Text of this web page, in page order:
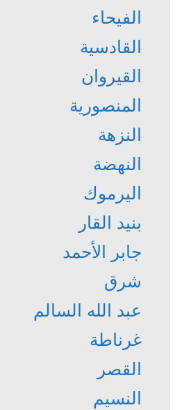
الفيحاء
القادسية
القيروان
المنصورية
النزهة
النهضة
اليرموك
بنيد القار
جابر الأحمد
شرق
عبد الله السالم
غرناطة
القصر
النسيم